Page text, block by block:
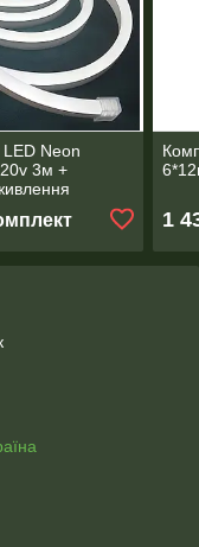
Neon
3м +
1